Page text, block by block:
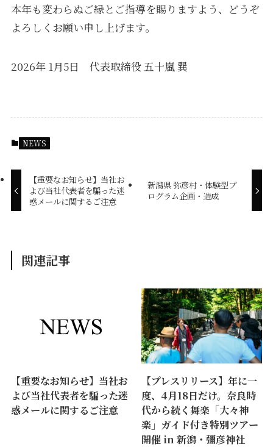
本年も変わらぬご縁とご指導を賜りますよう、どうぞ
よろしくお願い申し上げます。
2026年 1月5日 代表取締役 五十嵐 巽
NEWS
【重要なお知らせ】当社お
よび当社代表者を騙った迷
惑メールに関するご注意
新潟県 弥彦村・体験型プ
ログラム企画・造成
関連記事
【重要なお知らせ】当社お
よび当社代表者を騙った迷
惑メールに関するご注意
【プレスリリース】年に一
度、4月18日だけ。奈良時
代から続く舞楽「大々神
楽」ガイド付き特別ツアー
開催 in 新潟・彌彦神社